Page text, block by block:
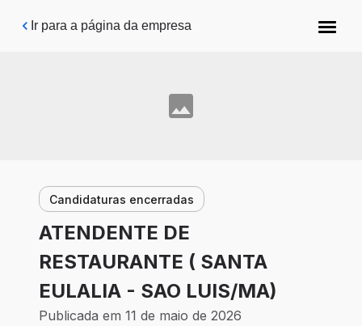
Pular para o conteúdo principal
Ir para a página da empresa
Candidaturas encerradas
ATENDENTE DE
RESTAURANTE ( SANTA
EULALIA - SAO LUIS/MA)
Publicada em 11 de maio de 2026